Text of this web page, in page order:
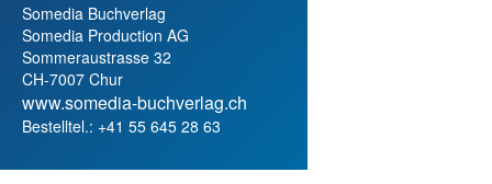
Somedia Buchverlag
Somedia Production AG
Sommeraustrasse 32
CH-7007 Chur
www.somedia-buchverlag.ch
Bestelltel.: +41 55 645 28 63